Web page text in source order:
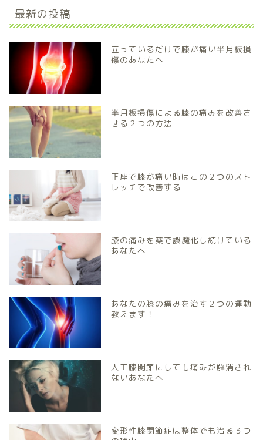
最新の投稿
立っているだけで膝が痛い半月板損
傷のあなたへ
半月板損傷による膝の痛みを改善さ
せる２つの方法
正座で膝が痛い時はこの２つのスト
レッチで改善する
膝の痛みを薬で誤魔化し続けている
あなたへ
あなたの膝の痛みを治す２つの運動
教えます！
人工膝関節にしても痛みが解消され
ないあなたへ
変形性膝関節症は整体でも治る３つ